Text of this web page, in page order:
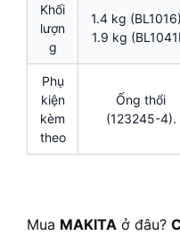
Khối
lượn
g
1.4 kg
1.9 kg
Phụ
kiện
kèm
theo
Ống thổi
(123245-4).
Mua MAKITA ở đâu?